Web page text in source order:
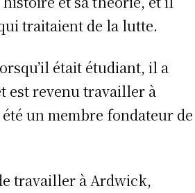
traitaient de la lutte.
était étudiant, il a
est revenu travailler à
un membre fondateur de
travailler à Ardwick,